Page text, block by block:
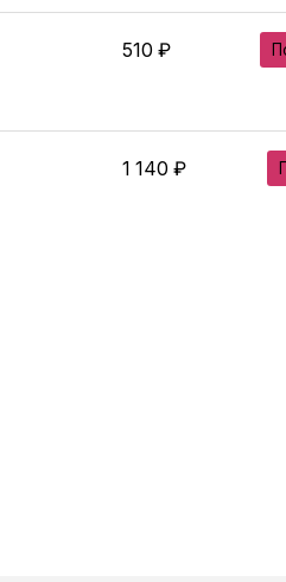
510 ₽
1 140 ₽